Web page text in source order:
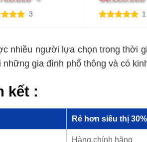
3 1
nhiều người lựa chọn trong thời
gia đình phổ thông và có
kết :
Rẻ hơn siêu thị 30%
Hàng chính hãng